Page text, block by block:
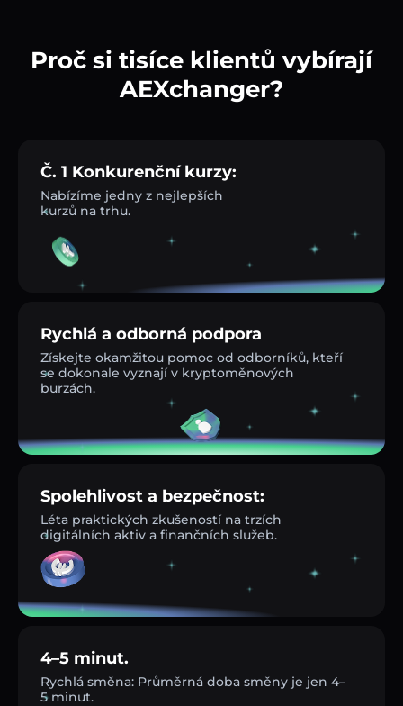
Proč si tisíce klientů vybírají
AEXchanger?
Č. 1 Konkurenční kurzy:
Nabízíme jedny z nejlepších
kurzů na trhu.
Rychlá a odborná podpora
Získejte okamžitou pomoc od odborníků, kteří
se dokonale vyznají v kryptoměnových
burzách.
Spolehlivost a bezpečnost:
Léta praktických zkušeností na trzích
digitálních aktiv a finančních služeb.
4–5 minut.
Rychlá směna: Průměrná doba směny je jen 4–
5 minut.